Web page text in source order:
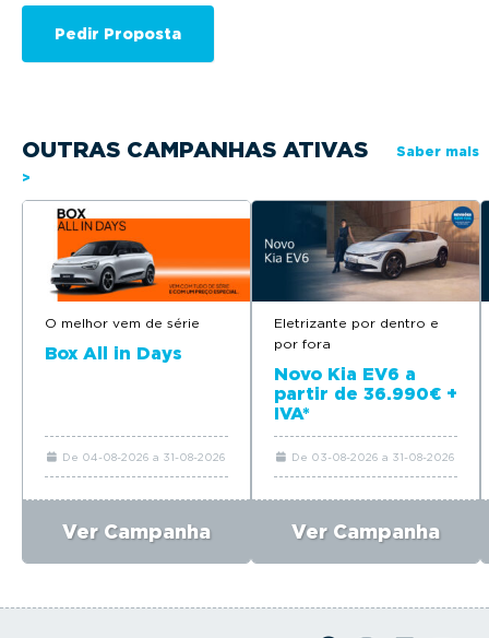
OUTRAS CAMPANHAS ATIVAS
Saber mais
>
O melhor vem de série
Box All in Days
De 04-08-2026 a 31-08-2026
Ver Campanha
Eletrizante por dentro e
por fora
Novo Kia EV6 a
partir de 36.990€ +
IVA*
De 03-08-2026 a 31-08-2026
Ver Campanha